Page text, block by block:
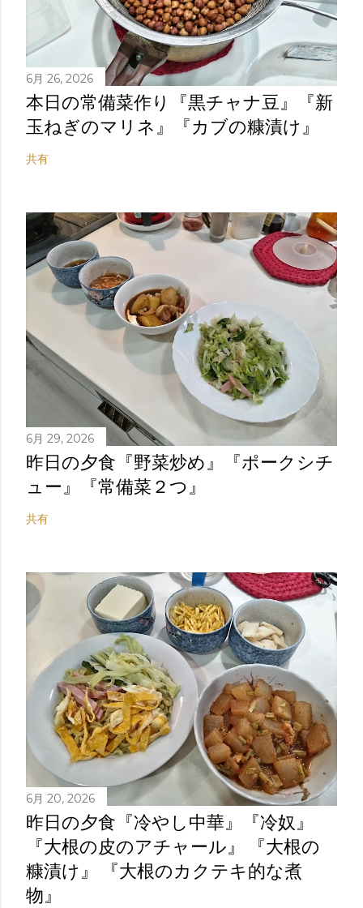
6月 26, 2026
本日の常備菜作り『黒チャナ豆』『新
玉ねぎのマリネ』『カブの糠漬け』
共有
6月 29, 2026
昨日の夕食『野菜炒め』『ポークシチ
ュー』『常備菜２つ』
共有
6月 20, 2026
昨日の夕食『冷やし中華』『冷奴』
『大根の皮のアチャール』 『大根の
糠漬け』 『大根のカクテキ的な煮
物』